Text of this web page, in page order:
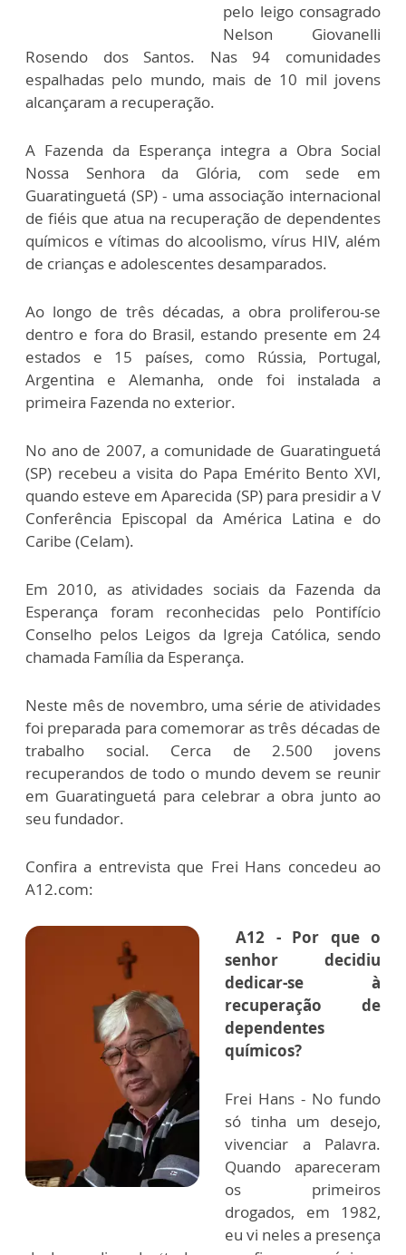
pelo leigo consagrado
Nelson Giovanelli
Rosendo dos Santos. Nas 94 comunidades
espalhadas pelo mundo, mais de 10 mil jovens
alcançaram a recuperação.
A Fazenda da Esperança integra a Obra Social
Nossa Senhora da Glória, com sede em
Guaratinguetá (SP) - uma associação internacional
de fiéis que atua na recuperação de dependentes
químicos e vítimas do alcoolismo, vírus HIV, além
de crianças e adolescentes desamparados.
Ao longo de três décadas, a obra proliferou-se
dentro e fora do Brasil, estando presente em 24
estados e 15 países, como Rússia, Portugal,
Argentina e Alemanha, onde foi instalada a
primeira Fazenda no exterior.
No ano de 2007, a comunidade de Guaratinguetá
(SP) recebeu a visita do Papa Emérito Bento XVI,
quando esteve em Aparecida (SP) para presidir a V
Conferência Episcopal da América Latina e do
Caribe (Celam).
Em 2010, as atividades sociais da Fazenda da
Esperança foram reconhecidas pelo Pontifício
Conselho pelos Leigos da Igreja Católica, sendo
chamada Família da Esperança.
Neste mês de novembro, uma série de atividades
foi preparada para comemorar as três décadas de
trabalho social. Cerca de 2.500 jovens
recuperandos de todo o mundo devem se reunir
em Guaratinguetá para celebrar a obra junto ao
seu fundador.
Confira a entrevista que Frei Hans concedeu ao
A12.com:
A12 - Por que o
senhor decidiu
dedicar-se à
recuperação de
dependentes
químicos?
Frei Hans - No fundo
só tinha um desejo,
vivenciar a Palavra.
Quando apareceram
os primeiros
drogados, em 1982,
eu vi neles a presença